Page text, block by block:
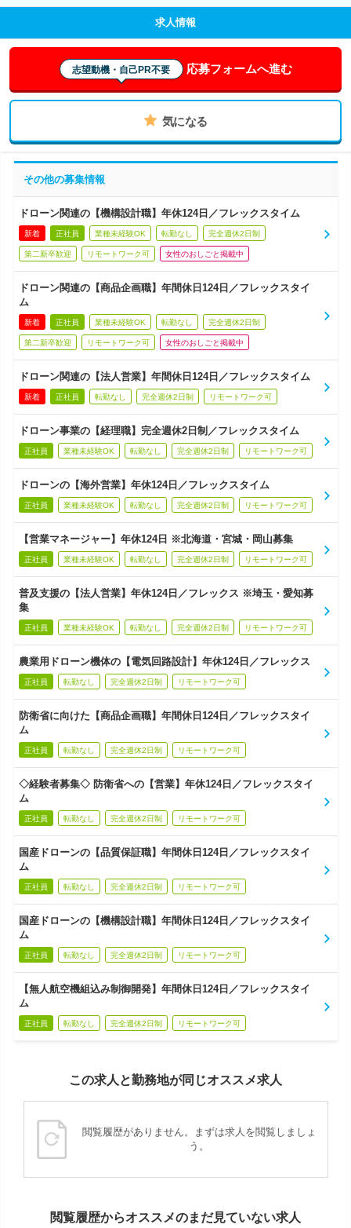
求人情報
志望動機・自己PR不要 応募フォームへ進む
気になる
その他の募集情報
ドローン関連の【機構設計職】年休124日／フレックスタイム
新着 正社員 業種未経験OK 転勤なし 完全週休2日制
第二新卒歓迎 リモートワーク可 女性のおしごと掲載中
ドローン関連の【商品企画職】年間休日124日／フレックスタイ
ム
新着 正社員 業種未経験OK 転勤なし 完全週休2日制
第二新卒歓迎 リモートワーク可 女性のおしごと掲載中
ドローン関連の【法人営業】年間休日124日／フレックスタイム
新着 正社員 転勤なし 完全週休2日制 リモートワーク可
ドローン事業の【経理職】完全週休2日制／フレックスタイム
正社員 業種未経験OK 転勤なし 完全週休2日制 リモートワーク可
ドローンの【海外営業】年休124日／フレックスタイム
正社員 業種未経験OK 転勤なし 完全週休2日制 リモートワーク可
【営業マネージャー】年休124日 ※北海道・宮城・岡山募集
正社員 業種未経験OK 転勤なし 完全週休2日制 リモートワーク可
普及支援の【法人営業】年休124日／フレックス ※埼玉・愛知募
集
正社員 業種未経験OK 転勤なし 完全週休2日制 リモートワーク可
農業用ドローン機体の【電気回路設計】年休124日／フレックス
正社員 転勤なし 完全週休2日制 リモートワーク可
防衛省に向けた【商品企画職】年間休日124日／フレックスタイ
ム
正社員 転勤なし 完全週休2日制 リモートワーク可
◇経験者募集◇ 防衛省への【営業】年休124日／フレックスタイ
ム
正社員 転勤なし 完全週休2日制 リモートワーク可
国産ドローンの【品質保証職】年間休日124日／フレックスタイ
ム
正社員 転勤なし 完全週休2日制 リモートワーク可
国産ドローンの【機構設計職】年間休日124日／フレックスタイ
ム
正社員 転勤なし 完全週休2日制 リモートワーク可
【無人航空機組込み制御開発】年間休日124日／フレックスタイ
ム
正社員 転勤なし 完全週休2日制 リモートワーク可
この求人と勤務地が同じオススメ求人
閲覧履歴がありません。まずは求人を閲覧しましょ
う。
閲覧履歴からオススメのまだ見ていない求人